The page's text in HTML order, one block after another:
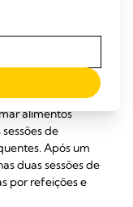
das sessões de
fórmula.
alimentos
de
Após um
duas sessões de
por refeições e